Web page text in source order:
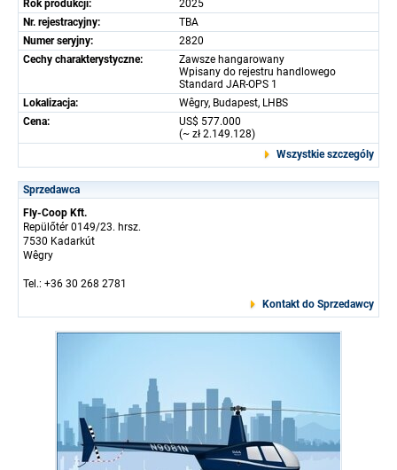
Rok produkcji:
2025
Nr. rejestracyjny:
TBA
Numer seryjny:
2820
Cechy charakterystyczne:
Zawsze hangarowany
Wpisany do rejestru handlowego
Standard JAR-OPS 1
Lokalizacja:
Wêgry, Budapest, LHBS
Cena:
US$ 577.000
(~ zł 2.149.128)
Wszystkie szczególy
Sprzedawca
Fly-Coop Kft.
Repülőtér 0149/23. hrsz.
7530 Kadarkút
Wêgry
Tel.: +36 30 268 2781
Kontakt do Sprzedawcy